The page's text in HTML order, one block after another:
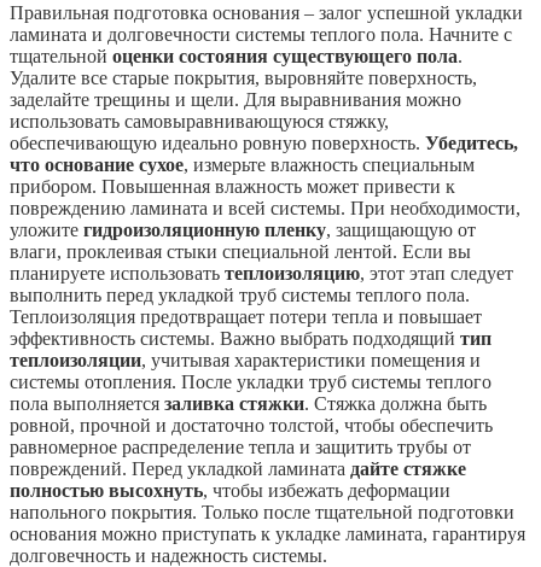
Правильная подготовка основания – залог успешной укладки
ламината и долговечности системы теплого пола. Начните с
тщательной оценки состояния существующего пола.
Удалите все старые покрытия, выровняйте поверхность,
заделайте трещины и щели. Для выравнивания можно
использовать самовыравнивающуюся стяжку,
обеспечивающую идеально ровную поверхность. Убедитесь,
что основание сухое, измерьте влажность специальным
прибором. Повышенная влажность может привести к
повреждению ламината и всей системы. При необходимости,
уложите гидроизоляционную пленку, защищающую от
влаги, проклеивая стыки специальной лентой. Если вы
планируете использовать теплоизоляцию, этот этап следует
выполнить перед укладкой труб системы теплого пола.
Теплоизоляция предотвращает потери тепла и повышает
эффективность системы. Важно выбрать подходящий тип
теплоизоляции, учитывая характеристики помещения и
системы отопления. После укладки труб системы теплого
пола выполняется заливка стяжки. Стяжка должна быть
ровной, прочной и достаточно толстой, чтобы обеспечить
равномерное распределение тепла и защитить трубы от
повреждений. Перед укладкой ламината дайте стяжке
полностью высохнуть, чтобы избежать деформации
напольного покрытия. Только после тщательной подготовки
основания можно приступать к укладке ламината, гарантируя
долговечность и надежность системы.